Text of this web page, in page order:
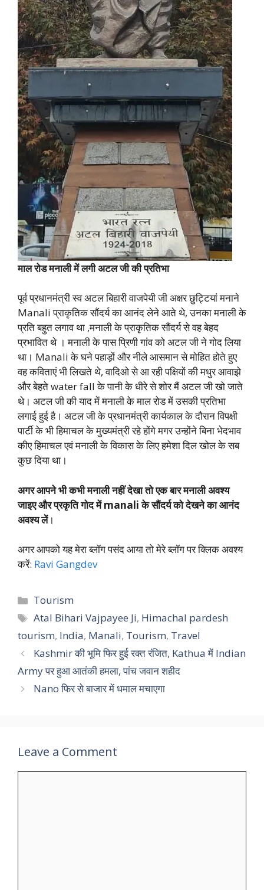
माल रोड मनाली में लगी अटल जी की प्रतिभा
पूर्व प्रधानमंत्री स्व अटल बिहारी वाजपेयी जी अक्षर छुट्टियां मनाने
Manali प्राकृतिक सौंदर्य का आनंद लेने आते थे, उनका मनाली के
प्रति बहुत लगाव था ,मनाली के प्राकृतिक सौंदर्य से वह बेहद
प्रभावित थे । मनाली के पास प्रिणी गांव को अटल जी ने गोद लिया
था। Manali के घने पहाड़ों और नीले आसमान से मोहित होते हुए
वह कविताएं भी लिखते थे, वादिओ से आ रही पक्षियों की मधुर आवाझे
और बेहते water fall के पानी के धीरे से शोर मैं अटल जी खो जाते
थे। अटल जी की याद में मनाली के माल रोड में उसकी प्रतिभा
लगाई हुई है। अटल जी के प्रधानमंत्री कार्यकाल के दौरान विपक्षी
पार्टी के भी हिमाचल के मुख्यमंत्री रहे होंगे मगर उन्होंने बिना भेदभाव
कीए हिमाचल एवं मनाली के विकास के लिए हमेशा दिल खोल के सब
कुछ दिया था।
अगर आपने भी कभी मनाली नहीं देखा तो एक बार मनाली अवश्य
जाइए और प्रकृति गोद में manali के सौंदर्य को देखने का आनंद
अवश्य लें।
अगर आपको यह मेरा ब्लॉग पसंद आया तो मेरे ब्लॉग पर क्लिक अवश्य
करें: Ravi Gangdev
Categories
Tourism
Tags
Atal Bihari Vajpayee Ji, Himachal pardesh
tourism, India, Manali, Tourism, Travel
Kashmir की भूमि फिर हुई रक्त रंजित, Kathua में Indian
Army पर हुआ आतंकी हमला, पांच जवान शहीद
Nano फिर से बाजार में धमाल मचाएगा
Leave a Comment